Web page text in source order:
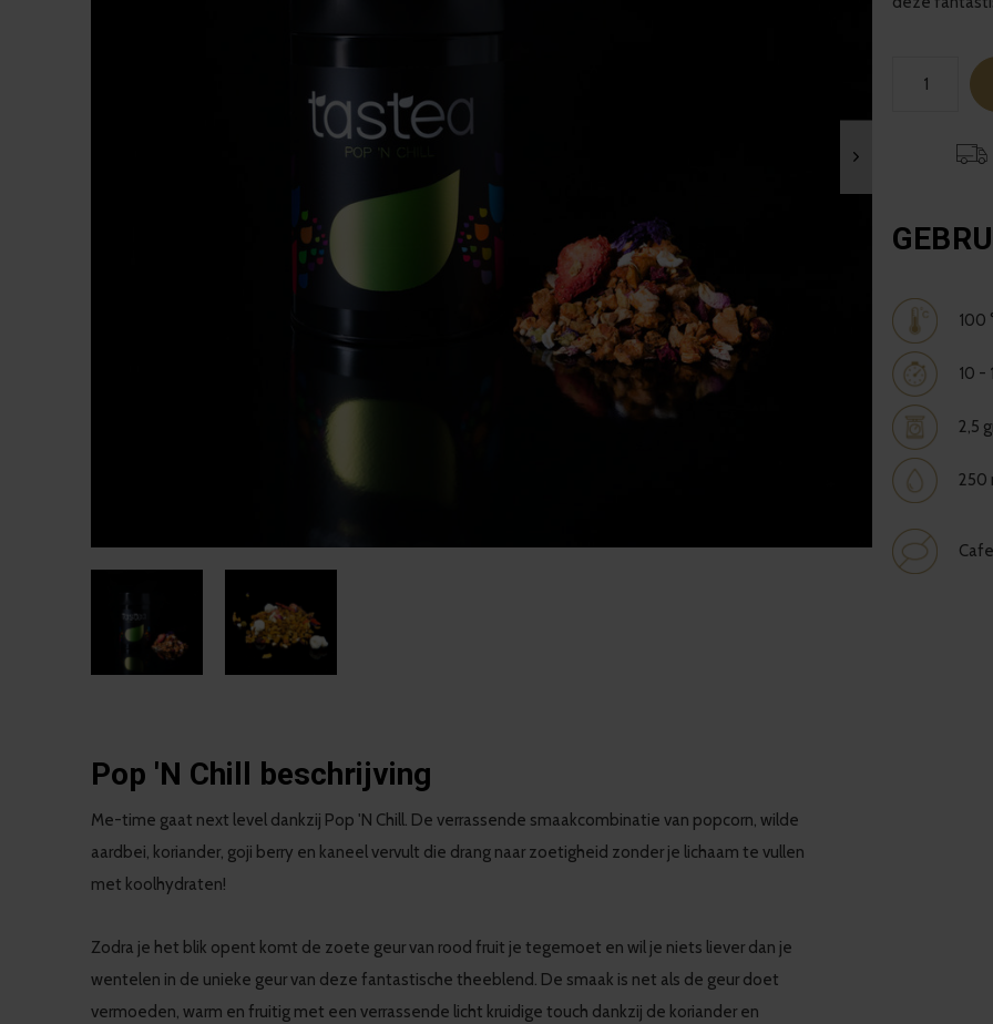
100
10 -
2,5
250
Pop 'N Chill beschrijving
Me-time gaat next level dankzij Pop 'N Chill. De verrassende smaakcombinatie van popcorn, wilde
aardbei, koriander, goji berry en kaneel vervult die drang naar zoetigheid zonder je lichaam te vullen
met koolhydraten!
Zodra je het blik opent komt de zoete geur van rood fruit je tegemoet en wil je niets liever dan je
wentelen in de unieke geur van deze fantastische theeblend. De smaak is net als de geur doet
vermoeden, warm en fruitig met een verrassende licht kruidige touch dankzij de koriander en